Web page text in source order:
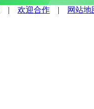
欢迎合作 网站地